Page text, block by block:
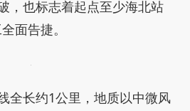
，也标志着起点至少海北站
面告捷。
全长约1公里，地质以中微风